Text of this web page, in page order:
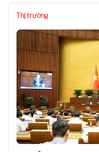
Thị trường